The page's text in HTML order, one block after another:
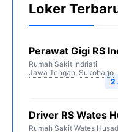
Loker
Perawat Gigi RS
Rumah Sakit Indriati
Jawa Tengah, Sukoharjo
2
Driver RS Wates
Rumah Sakit Wates